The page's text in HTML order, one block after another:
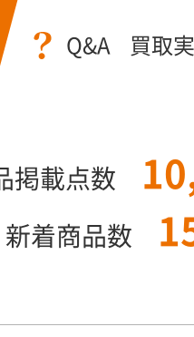
Q&A 買取
掲載点数
新着商品数